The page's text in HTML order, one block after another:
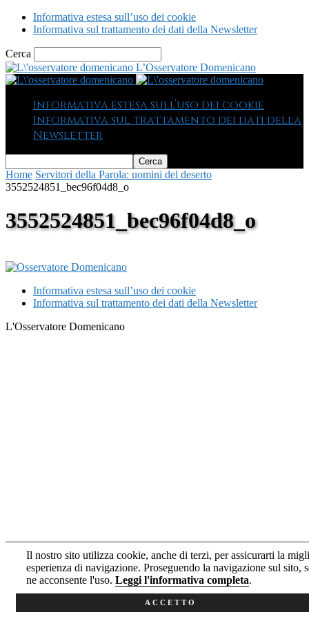
Il nostro sito utilizza cookie, anche di terzi, per assicurarti la
esperienza di navigazione. Proseguendo la navigazione sul sito,
ne acconsente l'uso. Leggi l'informativa completa.
ACCETTO
Informativa estesa sull’uso dei cookie
Informativa sul trattamento dei dati della Newsletter
Cerca
L’Osservatore Domenicano
Informativa estesa sull’uso dei cookie
Informativa sul trattamento dei dati della
Newsletter
Home Servitori della Parola: uomini del deserto
3552524851_bec96f04d8_o
3552524851_bec96f04d8_o
Informativa estesa sull’uso dei cookie
Informativa sul trattamento dei dati della Newsletter
L'Osservatore Domenicano